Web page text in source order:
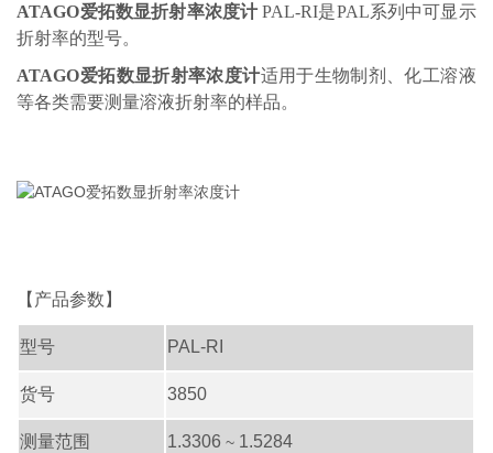
ATAGO爱拓数显折射率浓度计PAL-RI是PAL系列中可显示
折射率的型号。
ATAGO爱拓数显折射率浓度计适用于生物制剂、化工溶液
等各类需要测量溶液折射率的样品。
【产品参数】
型号 PAL-RI
货号 3850
测量范围 1.3306 ~ 1.5284